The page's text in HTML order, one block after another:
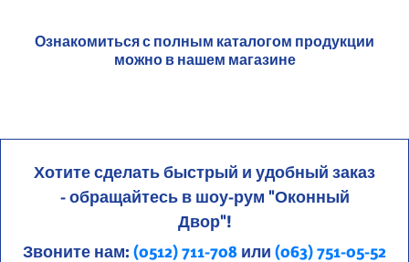
Ознакомиться с полным каталогом продукции
можно в нашем магазине
Хотите сделать быстрый и удобный заказ
- обращайтесь в шоу-рум "Оконный
Двор"!
Звоните нам: (0512) 711-708 или (063) 751-05-52